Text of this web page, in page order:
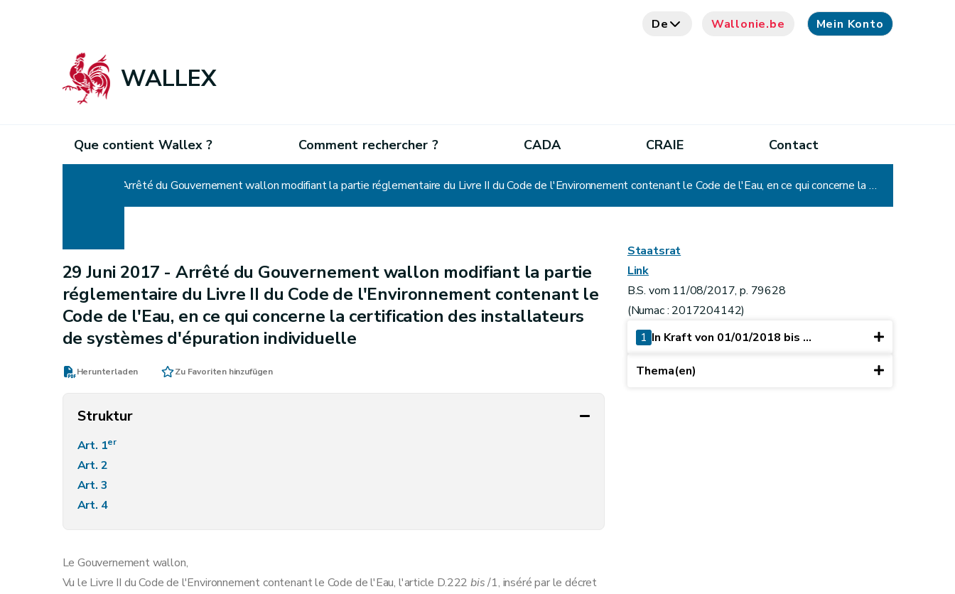
De Wallonie.be Mein Konto
WALLEX
Que contient Wallex ? Comment rechercher ? CADA CRAIE Contact
Arrêté du Gouvernement wallon modifiant la partie réglementaire du Livre II du Code de l'Environnement contenant le Code de l'Eau, en ce qui concerne la certification des installateurs de systèmes d'épuration individuelle
29 Juni 2017 - Arrêté du Gouvernement wallon modifiant la partie
réglementaire du Livre II du Code de l'Environnement contenant le
Code de l'Eau, en ce qui concerne la certification des installateurs
de systèmes d'épuration individuelle
Herunterladen Zu Favoriten hinzufügen
Struktur
Art. 1er
Art. 2
Art. 3
Art. 4
Le Gouvernement wallon,
Vu le Livre II du Code de l'Environnement contenant le Code de l'Eau, l'article D.222bis/1, inséré par le décret
Staatsrat
Link
B.S. vom 11/08/2017, p. 79628
(Numac : 2017204142)
1 In Kraft von 01/01/2018 bis ...
Thema(en)